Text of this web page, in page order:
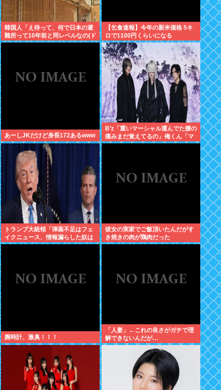
韓国人「え待って、何で日本の避
難所って10年前と同レベルなの(ド
ン引き
【乞食速報】今年の新米価格 5キ
ロで1100円くらいになる
あーしJKだけど身長172あるwww
B’z「重いマーシャル運んでた腰の
痛みまだ覚えてるの」俺くん「マ
ーシャルって何？ 」
トランプ大統領「弾薬不足はフェ
イクニュース、情報漏らした奴は
極刑」
彼女の実家でご飯頂いたんだがす
き焼きの肉が鶏肉だった
腕時計、激臭！！！
「人妻」←これの良さがガチで理
解できないんだが…